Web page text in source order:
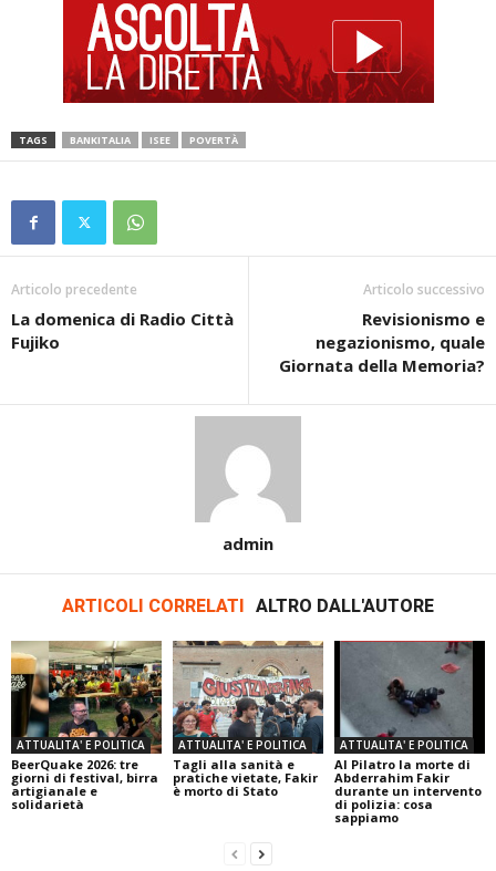
TAGS BANKITALIA ISEE POVERTÀ
Articolo precedente
La domenica di Radio Città
Fujiko
Articolo successivo
Revisionismo e
negazionismo, quale
Giornata della Memoria?
admin
ARTICOLI CORRELATI ALTRO DALL'AUTORE
ATTUALITA' E POLITICA
BeerQuake 2026: tre
giorni di festival, birra
artigianale e
solidarietà
ATTUALITA' E POLITICA
Tagli alla sanità e
pratiche vietate, Fakir
è morto di Stato
ATTUALITA' E POLITICA
Al Pilatro la morte di
Abderrahim Fakir
durante un intervento
di polizia: cosa
sappiamo